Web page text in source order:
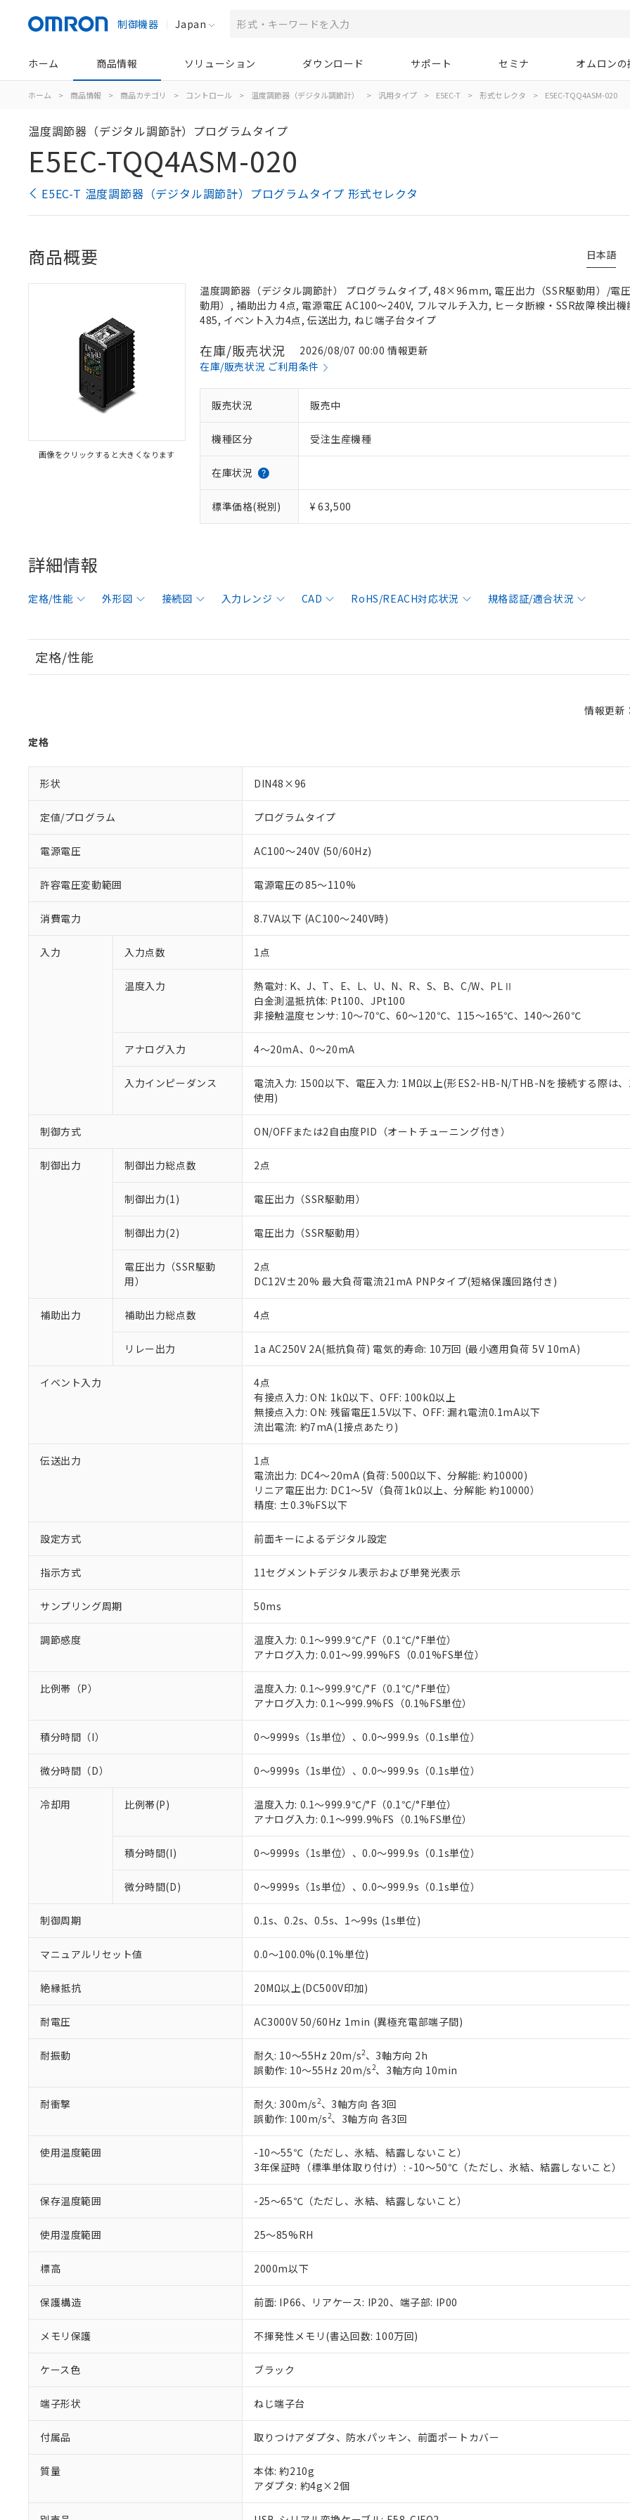
制御機器 Japan
ホーム 商品情報 ソリューション ダウンロード サポート セミナ オムロン
ホーム > 商品情報 > 商品カテゴリ > コントロール > 温度調節器（デジタル調節計） > 汎用タイプ > E5EC-T > 形式セレクタ > E5EC-TQQ4ASM-020
温度調節器（デジタル調節計）プログラムタイプ
E5EC-TQQ4ASM-020
E5EC-T 温度調節器（デジタル調節計）プログラムタイプ 形式セレクタ
日本語
商品概要
画像をクリックすると大きくなります
温度調節器（デジタル調節計） プログラムタイプ, 48×96mm, 電圧出力（SSR駆動用）/電
動用）, 補助出力 4点, 電源電圧 AC100～240V, フルマルチ入力, ヒータ断線・SSR故障検出
485, イベント入力4点, 伝送出力, ねじ端子台タイプ
在庫/販売状況
2026/08/07 00:00 情報更新
在庫/販売状況 ご利用条件
販売状況 販売中
機種区分 受注生産機種
在庫状況
標準価格(税別) ¥ 63,500
詳細情報
定格/性能 外形図 接続図 入力レンジ CAD RoHS/REACH対応状況 規格認証/適合状況
定格/性能
情報更
定格
形状 DIN48×96
定値/プログラム プログラムタイプ
電源電圧 AC100～240V (50/60Hz)
許容電圧変動範囲 電源電圧の85～110%
消費電力 8.7VA以下 (AC100～240V時)
入力 入力点数 1点
温度入力
熱電対: K、J、T、E、L、U、N、R、S、B、C/W、PLⅡ
白金測温抵抗体: Pt100、JPt100
非接触温度センサ: 10～70℃、60～120℃、115～165℃、140～260℃
アナログ入力 4～20mA、0～20mA
入力インピーダンス
電流入力: 150Ω以下、電圧入力: 1MΩ以上(形ES2-HB-N/THB-Nを接続する際は
使用)
制御方式 ON/OFFまたは2自由度PID（オートチューニング付き）
制御出力 制御出力総点数 2点
制御出力(1) 電圧出力（SSR駆動用）
制御出力(2) 電圧出力（SSR駆動用）
電圧出力（SSR駆動
用）
2点
DC12V±20% 最大負荷電流21mA PNPタイプ(短絡保護回路付き)
補助出力 補助出力総点数 4点
リレー出力 1a AC250V 2A(抵抗負荷) 電気的寿命: 10万回 (最小適用負荷 5V 10mA)
イベント入力
4点
有接点入力: ON: 1kΩ以下、OFF: 100kΩ以上
無接点入力: ON: 残留電圧1.5V以下、OFF: 漏れ電流0.1mA以下
流出電流: 約7mA(1接点あたり)
伝送出力
1点
電流出力: DC4～20mA (負荷: 500Ω以下、分解能: 約10000)
リニア電圧出力: DC1～5V（負荷1kΩ以上、分解能: 約10000）
精度: ±0.3%FS以下
設定方式 前面キーによるデジタル設定
指示方式 11セグメントデジタル表示および単発光表示
サンプリング周期 50ms
調節感度
温度入力: 0.1～999.9℃/°F（0.1℃/°F単位）
アナログ入力: 0.01～99.99%FS（0.01%FS単位）
比例帯（P）
温度入力: 0.1～999.9℃/°F（0.1℃/°F単位）
アナログ入力: 0.1～999.9%FS（0.1%FS単位）
積分時間（I） 0～9999s（1s単位）、0.0～999.9s（0.1s単位）
微分時間（D） 0～9999s（1s単位）、0.0～999.9s（0.1s単位）
冷却用 比例帯(P)
温度入力: 0.1～999.9℃/°F（0.1℃/°F単位）
アナログ入力: 0.1～999.9%FS（0.1%FS単位）
積分時間(I) 0～9999s（1s単位）、0.0～999.9s（0.1s単位）
微分時間(D) 0～9999s（1s単位）、0.0～999.9s（0.1s単位）
制御周期 0.1s、0.2s、0.5s、1～99s (1s単位)
マニュアルリセット値 0.0～100.0%(0.1%単位)
絶縁抵抗 20MΩ以上(DC500V印加)
耐電圧 AC3000V 50/60Hz 1min (異極充電部端子間)
耐振動 耐久: 10～55Hz 20m/s2、3軸方向 2h
誤動作: 10～55Hz 20m/s2、3軸方向 10min
耐衝撃 耐久: 300m/s2、3軸方向 各3回
誤動作: 100m/s2、3軸方向 各3回
使用温度範囲
-10～55℃（ただし、氷結、結露しないこと）
3年保証時（標準単体取り付け）: -10～50℃（ただし、氷結、結露しないこと）
保存温度範囲 -25～65℃（ただし、氷結、結露しないこと）
使用湿度範囲 25～85%RH
標高 2000m以下
保護構造 前面: IP66、リアケース: IP20、端子部: IP00
メモリ保護 不揮発性メモリ(書込回数: 100万回)
ケース色 ブラック
端子形状 ねじ端子台
付属品 取りつけアダプタ、防水パッキン、前面ポートカバー
質量
本体: 約210g
アダプタ: 約4g×2個
ご利用条件
以下の条件をお読みいただき、同意のうえご利用ください。
本サービスは、当社制御機器事業取扱商品の当社在庫状況および標準価格(税抜)を
くものです。
当社制御機器事業取扱商品の中には、本サービスの対象外となる商品もあること
在庫状況および標準価格照会結果は、記載している更新日時点での社内データに基
のであり、閲覧された時点での実際の在庫および標準価格とは異なる場合があるこ
正式な納期状況および標準価格はお客様のお取引先、またはお客様担当のオムロ
当社販売員にご相談ください。
在庫状況および標準価格結果を当社の事前の承諾なく第三者に漏洩または開示し
す。
マイパーツ機能（部品リスト作成サービス）をご利用いただくには、I-Webメンバ
ている必要があります。
お客様が当ウェブサイト上で当社にご登録された部品リストについて、当社および
が、当社の製品・サービスに関するお客様との取引・商談に必要な範囲で利用する
さい。
※1 対応状況
対応済み：EU RoHS指令（10物質）の非含有に対応した製品が提供可能な商品です。
対応予定：EU RoHS指令（10物質）の非含有に対応した製品に切り替える予定のある商
対応予定なし：EU RoHS指令（10物質）の非含有に非対応の商品で、対応品を出す予
調査・確認中：EU RoHS指令（10物質）の非含有の対応状況を調査中または確認中の商
仕入先様の事情により、非含有部品としていたものが、含有品と判明した場合などやむ
があります。
*EU RoHS指令（10物質）：
鉛(Pb) 1000ppm以下、 水銀(Hg) 1000ppm以下、 カドミウム(Cd) 100ppm以下、
六価クロム(Cr(Ⅵ)) 1000ppm以下、ポリ臭化ビフェニル類(PBB) 1000ppm以下、ポリ臭化ジフェニルエーテル類
フタル酸ビス(2-エチルヘキシル) (DEHP)(別名：DOP) 1000ppm以下、フタル酸ブチルベンジル（BBP）
ル（DBP） 1000ppm以下、フタル酸ジイソブチル (DIBP) 1000ppm以下
フタル酸エステル類の４物質については閾値を超える意図的な使用がないことを確認しています。
※2 対応予定月
部品在庫の切り替え状況などにより、予定月が前後することがあります。
※3 非含有証明書ダウンロード
下記の非含有証明書をダウンロードすることができます。
EU RoHS指令（10物質）の非含有証明書
51物質の非含有証明書（当社基準）
※本証明書は発行日時点で非含有を証明するもので、過去に遡って非含有を証明するも
また、RoHS指令のフタル酸エステル類４物質の対応では、対応完了までの期間は出
混在することから備考欄に対応日を記載しておりました。
既に当社にて対応品への在庫切替を完了していることから、特段のことがない限り、
り割愛しております。
※1 中国RoHS○×表
「○」：最大均質材料含有率が中国RoHSの基準値以下であることを示します。
「×」：最大均質材料含有率が中国RoHSの基準値を超えていることを示します。
「－」：未確認です。当社販売部門へお問い合わせください。
Cr(Ⅵ)(六価クロム) : 1000ppm、 PBBs(ポリ臭化ビフェニル類) : 1000ppm、 PBDEs(ポリ臭化ジフェニルエーテ
DEHP(フタル酸ビス(2-エチルヘキシル)) : 1000ppm
※2 環境保護使用期限
「ｅ」：有害物質（10物質）のすべてが基準値以下であることを示します。
味します。
「－」：未確認です。当社販売部門へお問い合わせください。
当社は、これら貴社製品のうち、外国為替および外国貿易法に定める商品（以下｢
う）を輸出または国外への提供する場合は、日本国政府の輸出許可(または役務取
などの必要な手続きをとります。
当社は規制貨物を破棄する場合は、完全に破砕するなど、違法に輸出されないよう
ます。
当社は貴社製品を、核兵器、ミサイル、化学兵器、生物兵器またはその他武器並び
置等に一切使用いたしません。
たしません。
合意する キャンセル
説明
一定数以上の在庫あり
一定数には満たないが在庫あり
在庫なし(最新の在庫状況については、お客様のお取引先、またはお客様担当
機器販売店・当社販売員にご確認ください)
受注生産機種、また在庫状況の情報を公開していない機種